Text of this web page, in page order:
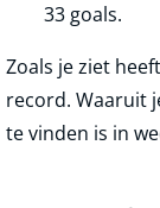
33 goals.
Zoals je ziet
record. Waaruit
te vinden is in